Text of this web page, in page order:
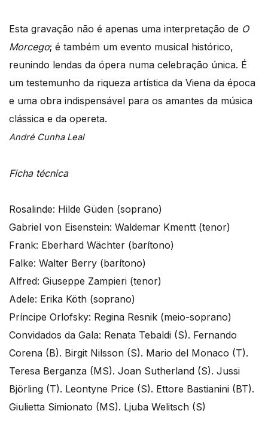
Esta gravação não é apenas uma interpretação de O
Morcego; é também um evento musical histórico,
reunindo lendas da ópera numa celebração única. É
um testemunho da riqueza artística da Viena da época
e uma obra indispensável para os amantes da música
clássica e da opereta.
André Cunha Leal
Ficha técnica
Rosalinde: Hilde Güden (soprano)
Gabriel von Eisenstein: Waldemar Kmentt (tenor)
Frank: Eberhard Wächter (barítono)
Falke: Walter Berry (barítono)
Alfred: Giuseppe Zampieri (tenor)
Adele: Erika Köth (soprano)
Príncipe Orlofsky: Regina Resnik (meio-soprano)
Convidados da Gala: Renata Tebaldi (S). Fernando
Corena (B). Birgit Nilsson (S). Mario del Monaco (T).
Teresa Berganza (MS). Joan Sutherland (S). Jussi
Björling (T). Leontyne Price (S). Ettore Bastianini (BT).
Giulietta Simionato (MS). Ljuba Welitsch (S)